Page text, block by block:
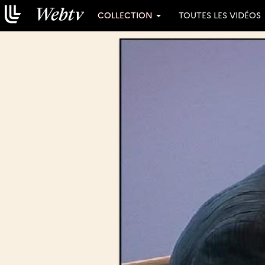
COLLECTION TOUTES LES VIDÉOS